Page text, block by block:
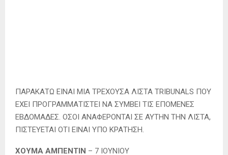
ΠΑΡΑΚΑΤΩ ΕΙΝΑΙ ΜΙΑ ΤΡΕΧΟΥΣΑ ΛΙΣΤΑ TRIBUNALS ΠΟΥ
ΕΧΕΙ ΠΡΟΓΡΑΜΜΑΤΙΣΤΕΙ ΝΑ ΣΥΜΒΕΙ ΤΙΣ ΕΠΟΜΕΝΕΣ
ΕΒΔΟΜΑΔΕΣ. ΟΣΟΙ ΑΝΑΦΕΡΟΝΤΑΙ ΣΕ ΑΥΤΗΝ ΤΗΝ ΛΙΣΤΑ,
ΠΙΣΤΕΥΕΤΑΙ ΟΤΙ ΕΙΝΑΙ ΥΠΟ ΚΡΑΤΗΣΗ.
ΧΟΥΜΑ ΑΜΠΕΝΤΙΝ – 7 ΙΟΥΝΙΟΥ